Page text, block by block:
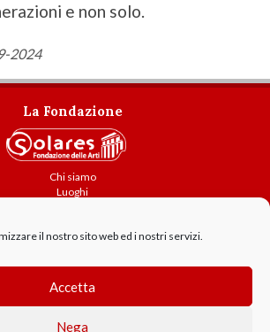
il nostro sito web ed i nostri servizi.
Accetta
Nega
e non solo.
2024
La Fondazione
Chi siamo
Luoghi
Contatti
Cookie Policy
GDPR - Privacy